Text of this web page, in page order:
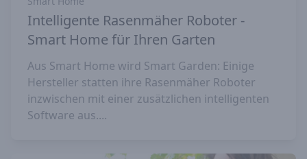
Intelligente Rasenmäher Roboter -
Smart Home für Ihren Garten
Aus Smart Home wird Smart Garden: Einige
Hersteller statten ihre Rasenmäher Roboter
inzwischen mit einer zusätzlichen intelligenten
Software aus....